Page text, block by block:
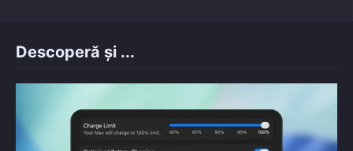
Descoperă și ...